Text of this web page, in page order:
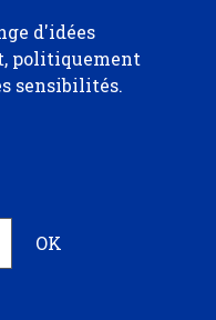
d'idées
politiquement
sensibilités.